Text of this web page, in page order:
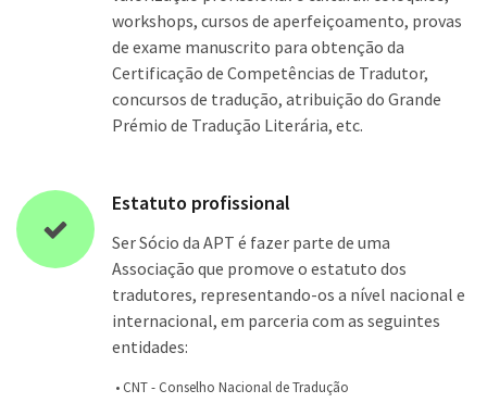
workshops, cursos de aperfeiçoamento, provas
de exame manuscrito para obtenção da
Certificação de Competências de Tradutor,
concursos de tradução, atribuição do Grande
Prémio de Tradução Literária, etc.
Estatuto profissional
Ser Sócio da APT é fazer parte de uma
Associação que promove o estatuto dos
tradutores, representando-os a nível nacional e
internacional, em parceria com as seguintes
entidades:
• CNT - Conselho Nacional de Tradução